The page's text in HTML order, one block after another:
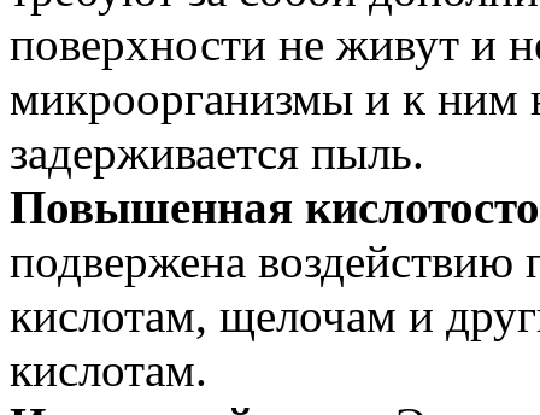
поверхности не живут и
микроорганизмы и к ним
задерживается пыль.
Повышенная
подвержена
кислотам, щелочам и
кислотам.